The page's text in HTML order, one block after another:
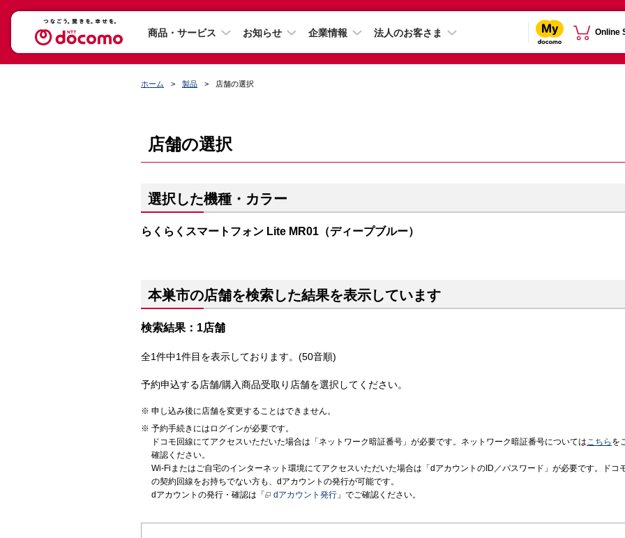
商品・サービス お知らせ 企業情報 法人のお客さま Online
ホーム 製品 店舗の選択
店舗の選択
選択した機種・カラー
らくらくスマートフォン Lite MR01（ディープブルー）
本巣市の店舗を検索した結果を表示しています
検索結果：1店舗
全1件中1件目を表示しております。(50音順)
予約申込する店舗/購入商品受取り店舗を選択してください。
申し込み後に店舗を変更することはできません。
予約手続きにはログインが必要です。
ドコモ回線にてアクセスいただいた場合は「ネットワーク暗証番号」が必要です。ネットワーク暗証番号についてはこちら を
確認ください。
Wi-Fiまたはご自宅のインターネット環境にてアクセスいただいた場合は「dアカウントのID／パスワード」が必要です。ドコ
の契約回線をお持ちでない方も、dアカウントの発行が可能です。
dアカウントの発行・確認は「
dアカウント発行 」でご確認ください。